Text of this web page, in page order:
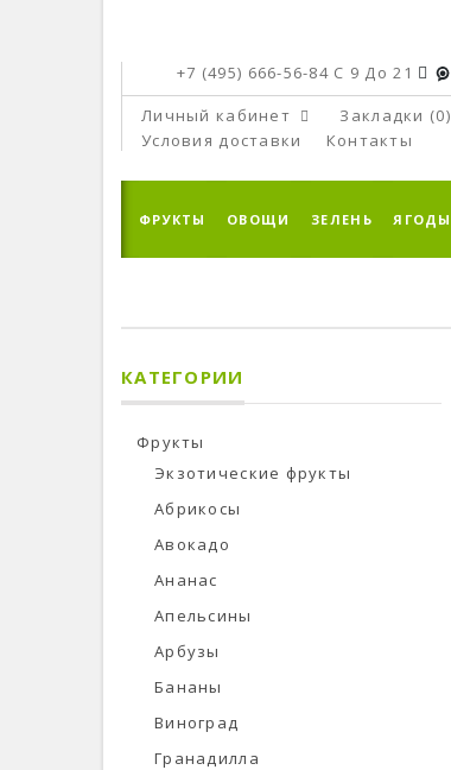
+7 (495) 666-56-84 C 9 До 21
Личный кабинет
Закладки (0)
Условия доставки
Контакты
ФРУКТЫ ОВОЩИ ЗЕЛЕНЬ ЯГОДЫ
КАТЕГОРИИ
Фрукты
Экзотические фрукты
Абрикосы
Авокадо
Ананас
Апельсины
Арбузы
Бананы
Виноград
Гранадилла